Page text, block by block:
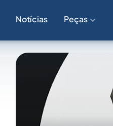
Notícias Peças